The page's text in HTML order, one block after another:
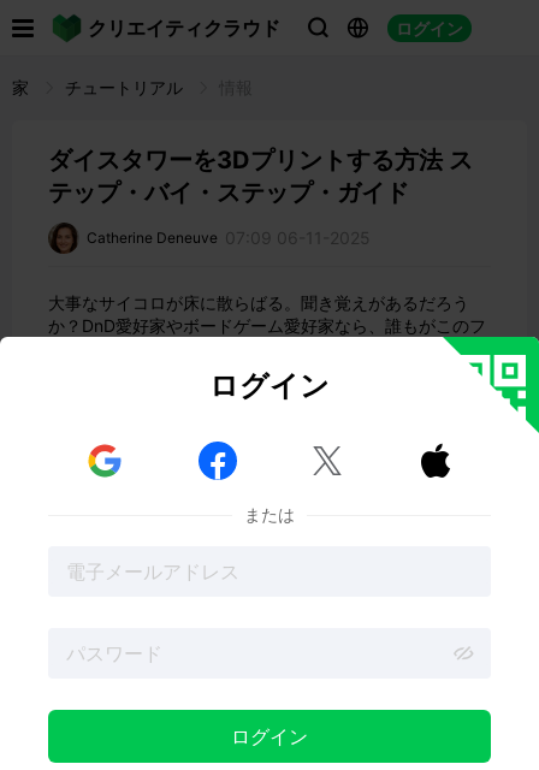
クリエイティクラウド   ログイン
家 チュートリアル
ダイスタワーを3Dプリントする方法 ス
テップ・バイ・ステップ・ガイド
Catherine Deneuve 07:09 06-11-2025
大事なサイコロが床に散らばる。聞き覚えがあるだろう
か？DnD愛好家やボードゲーム愛好家なら、誰もがこのフ
多くのプレイヤーが、サイコロタワーに完璧な解決策を見
出しています。3Dプリント技術の台頭により、自宅でカ
トしたサイコロタワーは、3Dプリントの基礎を学ぶのに
最適なスタータープロジェクトになります。
3Dプリントでサイコロタワーを
ップ手順とさまざまなカスタマイズオプションを学び、ゲ
カスタムメイドのサイコロタワーでゲーム体験を充実させ
ログイン
  
または
ログイン